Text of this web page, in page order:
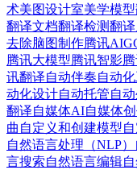
术美图设计室美学模型
翻译文档翻译检测翻
去除脑图制作腾讯
腾讯大模型腾讯智影
讯翻译自动伴奏自动
动化设计自动托管自
翻译自媒体AI自媒体
曲 自定义和创建模型
自然语言处理（NLP）
言搜索自然语言编辑